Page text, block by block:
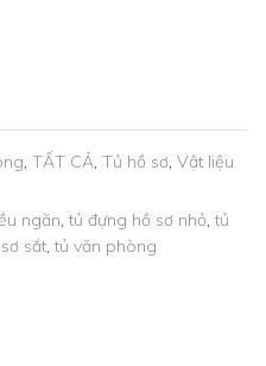
, TẤT CẢ, Tủ hồ sơ, Vật liệu
ngăn,tủ đựng hồ sơ nhỏ,tủ
sắt,tủ văn phòng